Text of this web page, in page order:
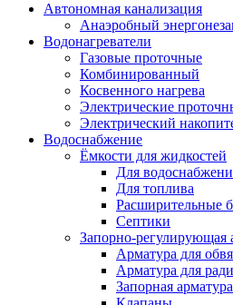
Автономная канализация
Анаэробный
Водонагреватели
Газовые проточные
Комбинированный
Косвенного нагрева
Электрические
Электрический
Водоснабжение
Ёмкости для жидкостей
Для
Для топлива
Расширительные
Септики
Запорно-регулирующая
Арматура для
Арматура для
Запорная арматура